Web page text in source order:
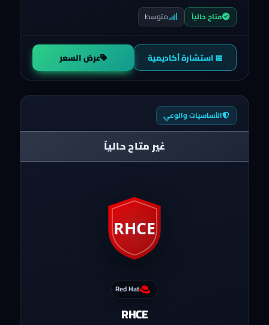
متاح حالياً متوسط
📅 استشارة أكاديمية عرض السعر
الأساسيات والوعي
غير متاح حالياً
Red Hat
RHCE